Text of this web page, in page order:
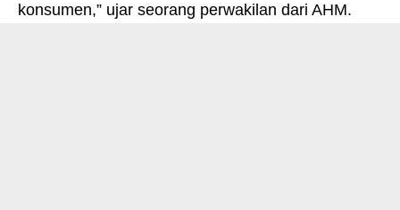
konsumen,” ujar seorang perwakilan dari AHM.